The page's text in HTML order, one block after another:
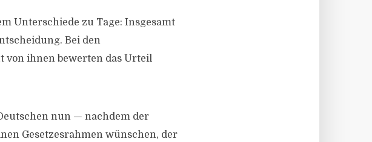
Unterschiede zu Tage: Insgesamt
Bei den
von ihnen bewerten das Urteil
nun — nachdem der
Gesetzesrahmen wünschen, der